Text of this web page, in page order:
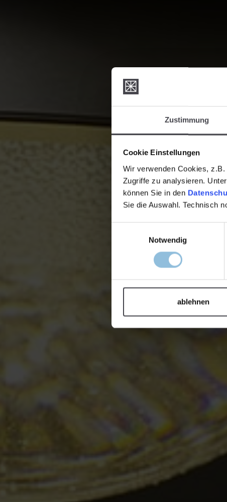
Zustimmung
Cookie Einstellungen
Wir verwenden Cookies,
Zugriffe zu analysieren.
können Sie in den
Sie die Auswahl. Technisch
Notwendig
ablehnen